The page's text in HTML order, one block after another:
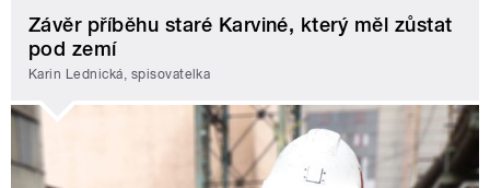
Závěr příběhu staré Karviné, který měl zůstat
pod zemí
Karin Lednická, spisovatelka